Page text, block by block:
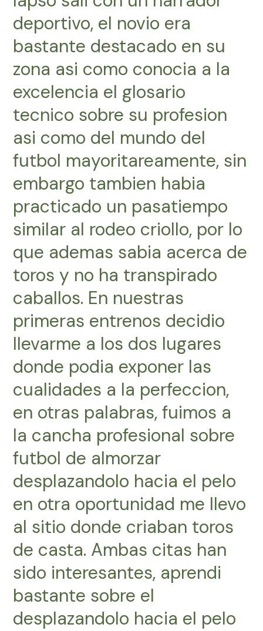
deportivo, el novio era
bastante destacado en su
zona asi­ como conocia a la
excelencia el glosario
tecnico sobre su profesion
asi­ como del mundo del
futbol mayoritareamente, sin
embargo tambien habia
practicado un pasatiempo
similar al rodeo criollo, por lo
que ademas sabia acerca de
toros y no ha transpirado
caballos. En nuestras
primeras entrenos decidio
llevarme a los dos lugares
donde podia exponer las
cualidades a la perfeccion,
en otras palabras, fuimos a
la cancha profesional sobre
futbol de almorzar
desplazandolo hacia el pelo
en otra oportunidad me llevo
al sitio donde criaban toros
de casta. Ambas citas han
sido interesantes, aprendi
bastante sobre el
desplazandolo hacia el pelo